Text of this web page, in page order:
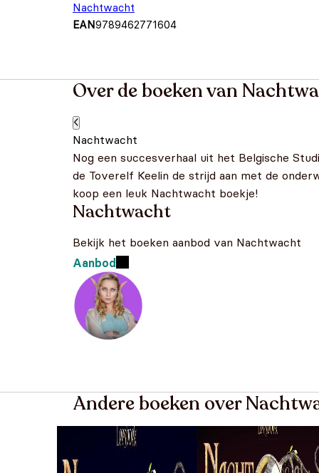
Nachtwacht
EAN9789462771604
Over de boeken van
Nachtwacht
Nog een succesverhaal uit het Belgische
de Toverelf Keelin de strijd aan met de
koop een leuk Nachtwacht boekje!
Nachtwacht
Bekijk het boeken aanbod van Nachtwacht
Aanbod
Andere boeken over